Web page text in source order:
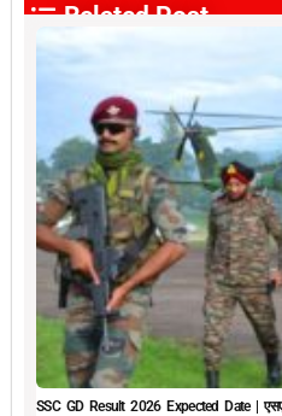
Related Post
SSC GD Result 2026 Expected Date |